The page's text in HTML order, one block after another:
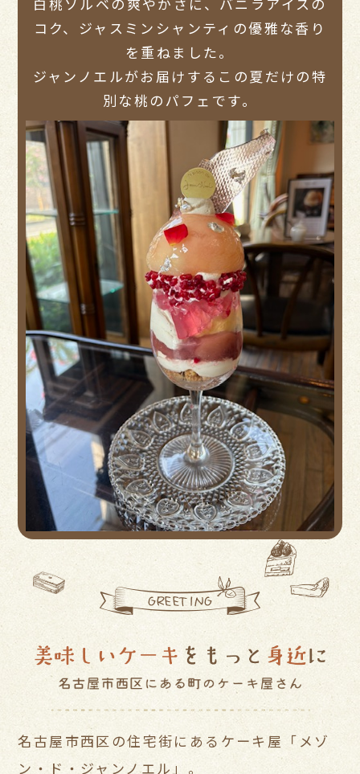
コク、ジャスミンシャンティの優雅な香り
を重ねました。
ジャンノエルがお届けするこの夏だけの特
別な桃のパフェです。
名古屋市西区の住宅街にあるケーキ屋「メゾ
ン・ド・ジャンノエル」。